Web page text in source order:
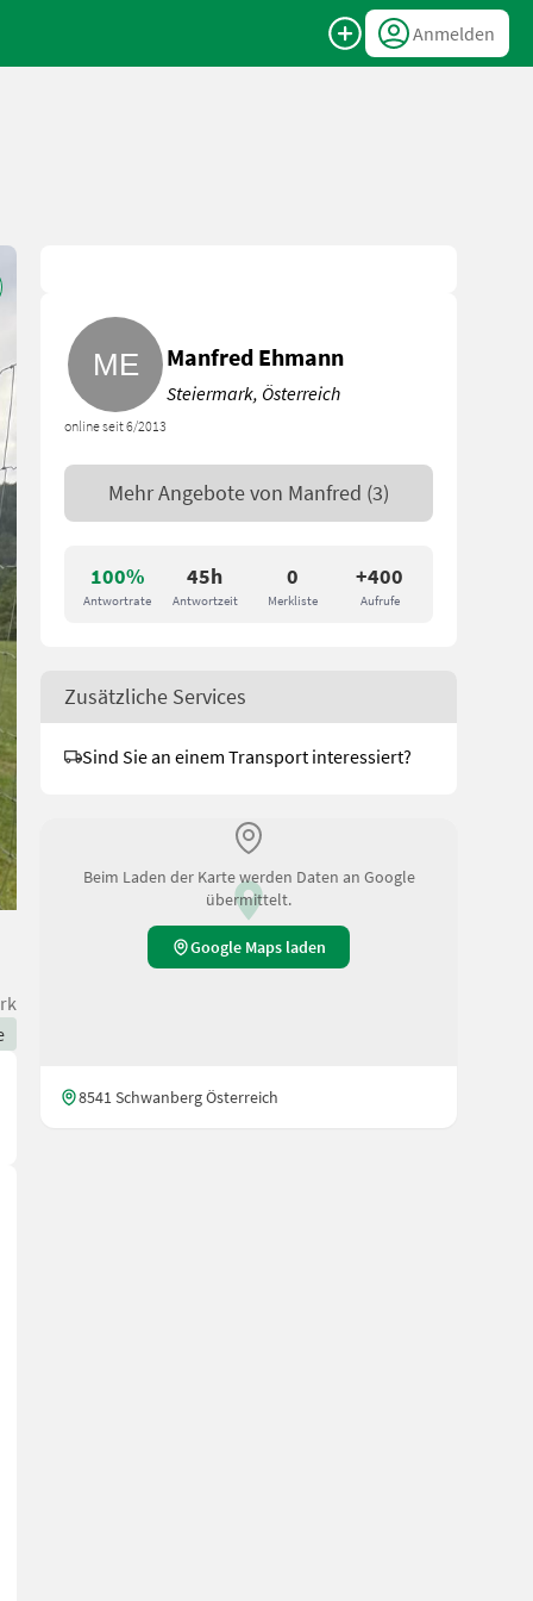
Anmelden
100%
Antwortrate
45h
Antwortzeit
0
Merkliste
+400
Aufrufe
online seit 6/2013
Manfred Ehmann
Steiermark, Österreich
Mehr Angebote von Manfred (3)
Zusätzliche Services
Sind Sie an einem Transport interessiert?
Beim Laden der Karte werden Daten an Google
übermittelt.
Google Maps laden
8541 Schwanberg Österreich